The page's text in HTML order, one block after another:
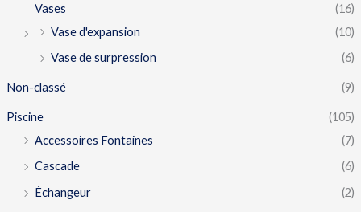
Vases
(16)
Vase d'expansion
(10)
Vase de surpression
(6)
Non-classé (9)
Piscine
(105)
Accessoires Fontaines
(7)
Cascade
(6)
Échangeur
(2)